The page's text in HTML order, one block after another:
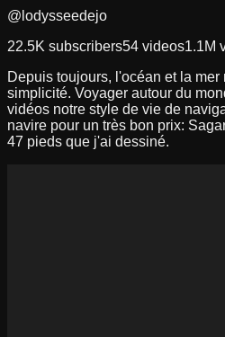
@lodysseedejo
22.5K subscribers54 videos1.1M
Depuis toujours, l'océan et la
simplicité. Voyager autour du
vidéos notre style de vie de
navire pour un très bon prix:
47 pieds que j'ai dessiné.